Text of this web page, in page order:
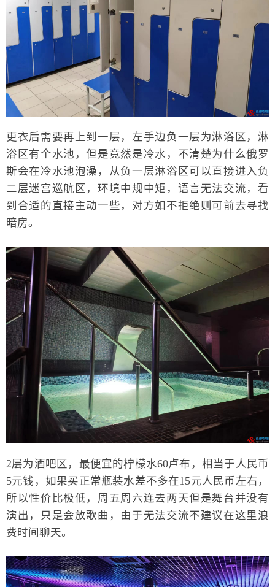
更衣后需要再上到一层，左手边负一层为淋浴区，淋
浴区有个水池，但是竟然是冷水，不清楚为什么俄罗
斯会在冷水池泡澡，从负一层淋浴区可以直接进入负
二层迷宫巡航区，环境中规中矩，语言无法交流，看
到合适的直接主动一些，对方如不拒绝则可前去寻找
暗房。
2层为酒吧区，最便宜的柠檬水60卢布，相当于人民币
5元钱，如果买正常瓶装水差不多在15元人民币左右，
所以性价比极低，周五周六连去两天但是舞台并没有
演出，只是会放歌曲，由于无法交流不建议在这里浪
费时间聊天。